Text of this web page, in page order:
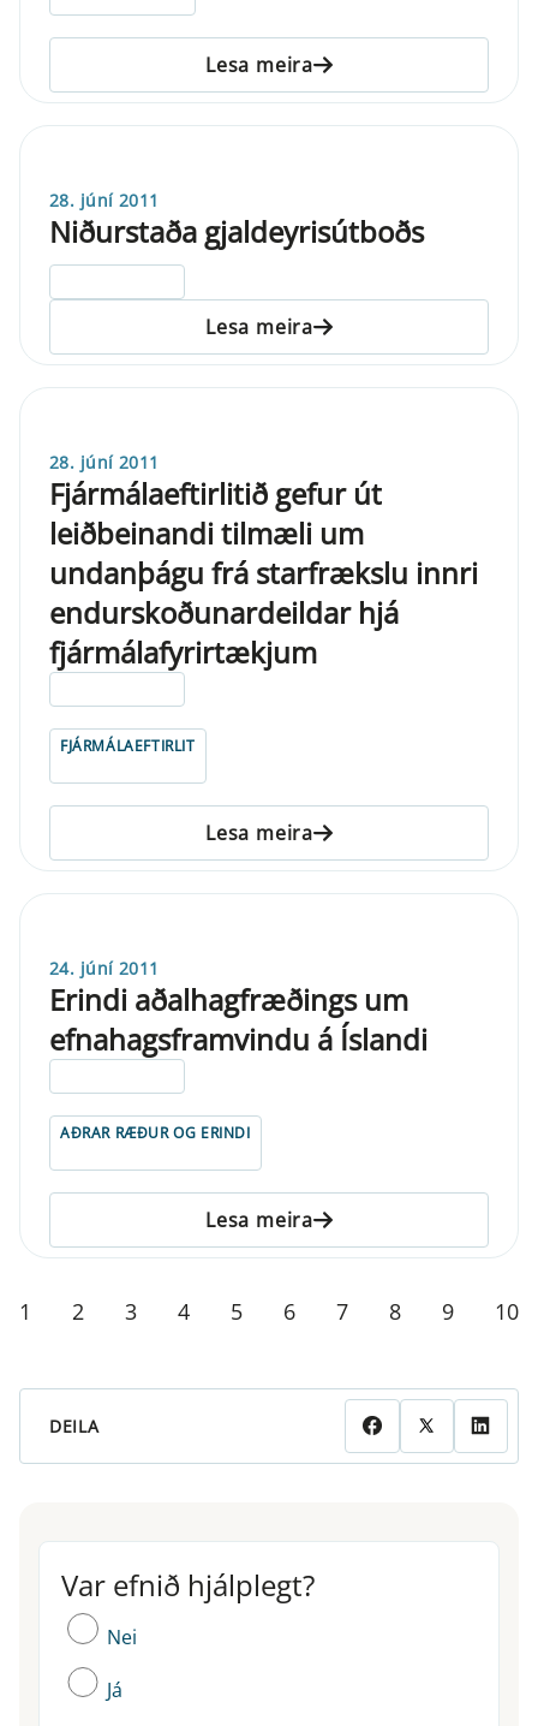
Lesa meira
28. júní 2011
Niðurstaða gjaldeyrisútboðs
Lesa meira
28. júní 2011
Fjármálaeftirlitið gefur út
leiðbeinandi tilmæli um
undanþágu frá starfrækslu innri
endurskoðunardeildar hjá
fjármálafyrirtækjum
FJÁRMÁLAEFTIRLIT
Lesa meira
24. júní 2011
Erindi aðalhagfræðings um
efnahagsframvindu á Íslandi
AÐRAR RÆÐUR OG ERINDI
Lesa meira
1 2 3 4 5 6 7 8 9 10
DEILA
Var efnið hjálplegt?
Var efnið hjálplegt?
Nei
Já